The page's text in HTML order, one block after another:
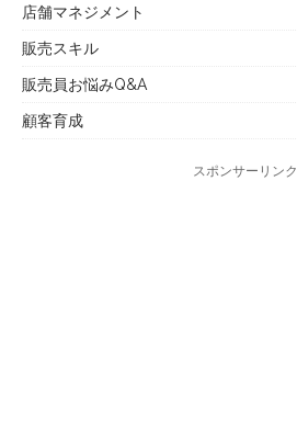
店舗マネジメント
販売スキル
販売員お悩みQ&A
顧客育成
スポンサーリンク